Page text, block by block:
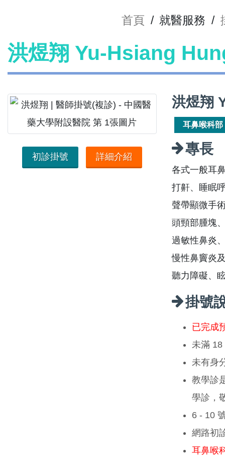
首頁 / 就醫服務 /
洪煜翔 Yu-Hsiang
初診掛號 詳細介紹
洪煜翔
耳鼻喉科部
專長
各式一般耳
打鼾、睡眠
聲帶顯微手
頭頸部腫塊
過敏性鼻炎
慢性鼻竇炎
聽力障礙、
掛號
已完成
未滿 18
未有身
教學診
學診，
6 - 10
網路初
耳鼻喉